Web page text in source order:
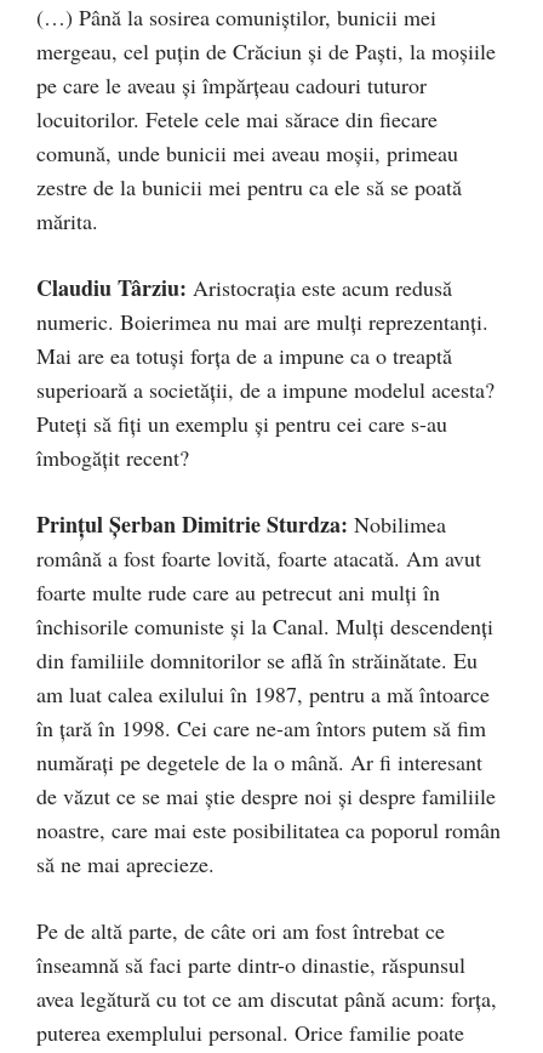
(…) Până la sosirea comuniștilor, bunicii mei
mergeau, cel puțin de Crăciun și de Paști, la moșiile
pe care le aveau și împărțeau cadouri tuturor
locuitorilor. Fetele cele mai sărace din fiecare
comună, unde bunicii mei aveau moșii, primeau
zestre de la bunicii mei pentru ca ele să se poată
mărita.
Claudiu Târziu: Aristocrația este acum redusă
numeric. Boierimea nu mai are mulți reprezentanți.
Mai are ea totuși forța de a impune ca o treaptă
superioară a societății, de a impune modelul acesta?
Puteți să fiți un exemplu și pentru cei care s-au
îmbogățit recent?
Prințul Șerban Dimitrie Sturdza: Nobilimea
română a fost foarte lovită, foarte atacată. Am avut
foarte multe rude care au petrecut ani mulți în
închisorile comuniste și la Canal. Mulți descendenți
din familiile domnitorilor se află în străinătate. Eu
am luat calea exilului în 1987, pentru a mă întoarce
în țară în 1998. Cei care ne-am întors putem să fim
numărați pe degetele de la o mână. Ar fi interesant
de văzut ce se mai știe despre noi și despre familiile
noastre, care mai este posibilitatea ca poporul român
să ne mai aprecieze.
Pe de altă parte, de câte ori am fost întrebat ce
înseamnă să faci parte dintr-o dinastie, răspunsul
avea legătură cu tot ce am discutat până acum: forța,
puterea exemplului personal. Orice familie poate